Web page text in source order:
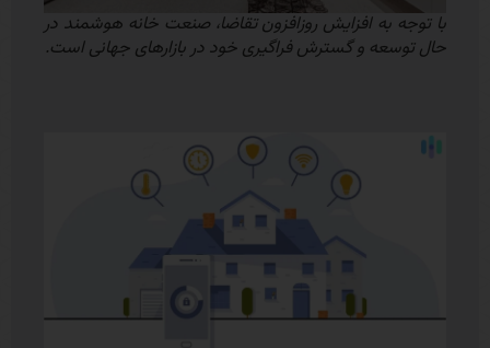
با توجه به افزایش روزافزون تقاضا، صنعت خانه هوشمند در
حال توسعه و گسترش فراگیری خود در بازارهای جهانی است.